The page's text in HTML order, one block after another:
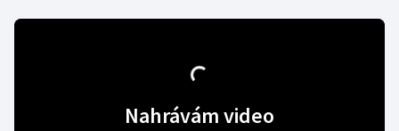
Nahrávám video